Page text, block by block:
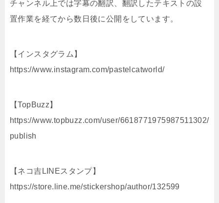
チャンネル上では字幕の翻訳、翻訳したテキストの設
置作業を経てから数日後に公開をしています。
【インスタグラム】
https://www.instagram.com/pastelcatworld/
【TopBuzz】
https://www.topbuzz.com/user/6618771975987511302/
publish
【ネコ吉LINEスタンプ】
https://store.line.me/stickershop/author/132599